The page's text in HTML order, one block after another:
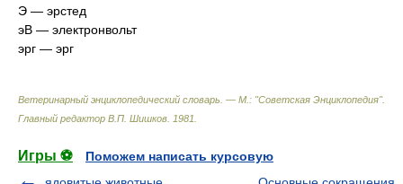
Э — эрстед
эВ — электронвольт
эрг — эрг
Ветеринарный энциклопедический словарь. — М.: "Советская Энциклопедия".
Главный редактор В.П. Шишков 1981
Игры ⚽
Поможем написать курсовую